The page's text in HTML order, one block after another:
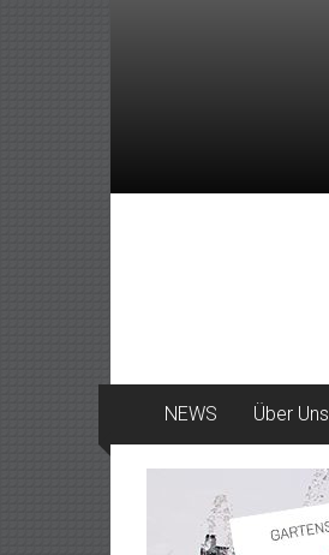
NEWS Über Uns